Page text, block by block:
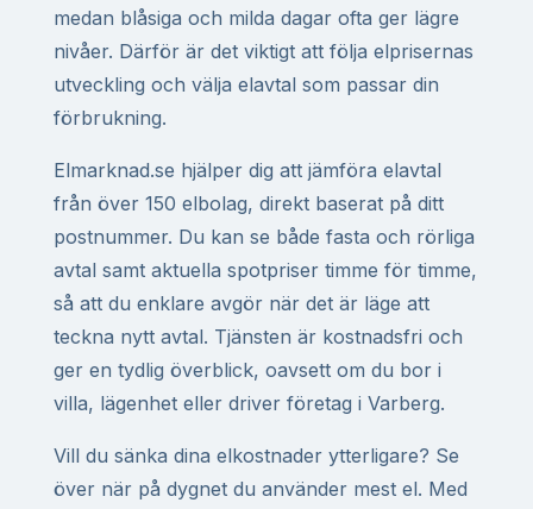
medan blåsiga och milda dagar ofta ger lägre
nivåer. Därför är det viktigt att följa elprisernas
utveckling och välja elavtal som passar din
förbrukning.
Elmarknad.se hjälper dig att jämföra elavtal
från över 150 elbolag, direkt baserat på ditt
postnummer. Du kan se både fasta och rörliga
avtal samt aktuella spotpriser timme för timme,
så att du enklare avgör när det är läge att
teckna nytt avtal. Tjänsten är kostnadsfri och
ger en tydlig överblick, oavsett om du bor i
villa, lägenhet eller driver företag i Varberg.
Vill du sänka dina elkostnader ytterligare? Se
över när på dygnet du använder mest el. Med